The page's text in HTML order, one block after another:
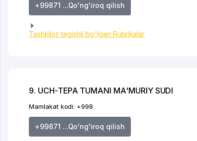
+99871 ...Qo'ng'iroq qilish
Tashkilot tegishli bo'lgan Rubrikalar
9. UCH-TEPA TUMANI MA'MURIY SUDI
Mamlakat kodi: +998
+99871 ...Qo'ng'iroq qilish